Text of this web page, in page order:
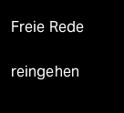
Freie Rede
reingehen